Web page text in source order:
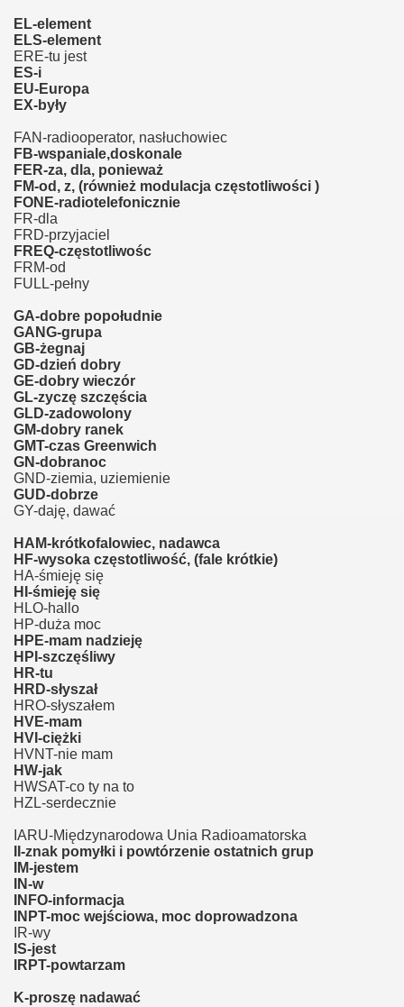
EL-element
ELS-element
ERE-tu jest
ES-i
EU-Europa
EX-były
FAN-radiooperator, nasłuchowiec
FB-wspaniale,doskonale
FER-za, dla, ponieważ
FM-od, z, (również modulacja częstotliwości )
FONE-radiotelefonicznie
FR-dla
FRD-przyjaciel
FREQ-częstotliwośc
FRM-od
FULL-pełny
GA-dobre popołudnie
GANG-grupa
GB-żegnaj
GD-dzień dobry
GE-dobry wieczór
GL-zyczę szczęścia
GLD-zadowolony
GM-dobry ranek
GMT-czas Greenwich
GN-dobranoc
GND-ziemia, uziemienie
GUD-dobrze
GY-daję, dawać
HAM-krótkofalowiec, nadawca
HF-wysoka częstotliwość, (fale krótkie)
HA-śmieję się
HI-śmieję się
HLO-hallo
HP-duża moc
HPE-mam nadzieję
HPI-szczęśliwy
HR-tu
HRD-słyszał
HRO-słyszałem
HVE-mam
HVI-ciężki
HVNT-nie mam
HW-jak
HWSAT-co ty na to
HZL-serdecznie
IARU-Międzynarodowa Unia Radioamatorska
II-znak pomyłki i powtórzenie ostatnich grup
IM-jestem
IN-w
INFO-informacja
INPT-moc wejściowa, moc doprowadzona
IR-wy
IS-jest
IRPT-powtarzam
K-proszę nadawać